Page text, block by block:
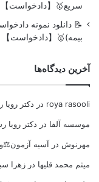
سریع🥇【دادخواست】
📝 دانلود نمونه
بیمه)🥇【دادخواست】
آخرین دیدگاه‌ها
roya rasooli در دکتر
موسسه آلفا در دکتر
مهرنوش در آسیه
میثم محمد قلیها در زهرا